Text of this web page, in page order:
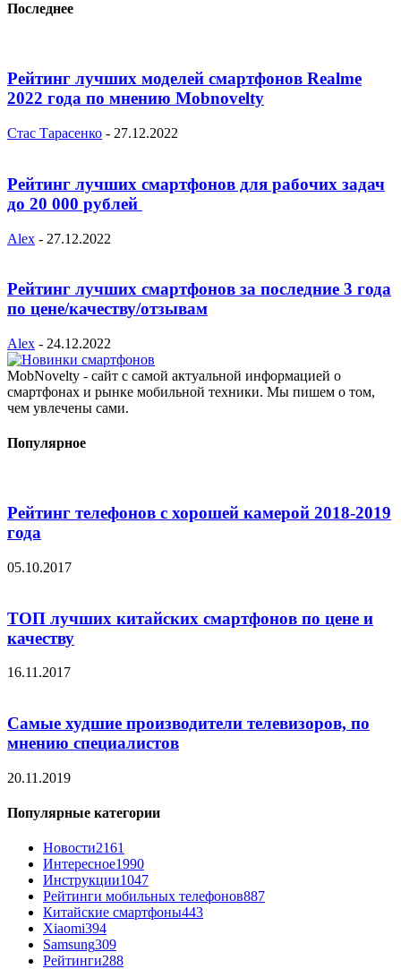
Последнее
Рейтинг лучших моделей смартфонов Realme
2022 года по мнению Mobnovelty
Стас Тарасенко - 27.12.2022
Рейтинг лучших смартфонов для рабочих задач
до 20 000 рублей
Alex - 27.12.2022
Рейтинг лучших смартфонов за последние 3 года
по цене/качеству/отзывам
Alex - 24.12.2022
MobNovelty - сайт с самой актуальной информацией о
смартфонах и рынке мобильной техники. Мы пишем о том,
чем увлечены сами.
Популярное
Рейтинг телефонов с хорошей камерой 2018-2019
года
05.10.2017
ТОП лучших китайских смартфонов по цене и
качеству
16.11.2017
Самые худшие производители телевизоров, по
мнению специалистов
20.11.2019
Популярные категории
Новости2161
Интересное1990
Инструкции1047
Рейтинги мобильных телефонов887
Китайские смартфоны443
Xiaomi394
Samsung309
Рейтинги288